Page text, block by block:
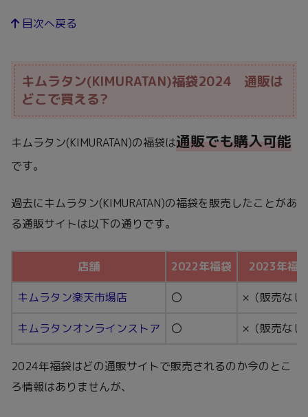
目次へ戻る
キムラタン(KIMURATAN)福袋2024 通販は
どこで買える?
キムラタン(KIMURATAN)の福袋は通販でも購入可能
です。
過去にキムラタン(KIMURATAN)の福袋を販売したことがあ
る通販サイトは以下の通りです。
店舗 2022年福袋 2023年福
キムラタン楽天市場店 〇 ×（販売なし
キムラタンオンラインストア 〇 ×（販売なし
2024年福袋はどの通販サイトで販売されるのか今のとこ
ろ情報はありませんが、